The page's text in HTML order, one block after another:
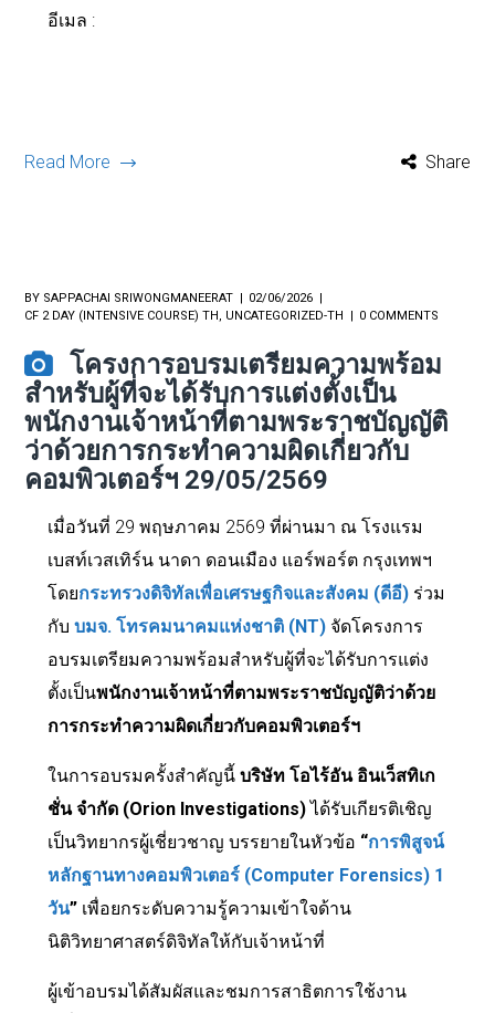
อีเมล :
Read More Share
BY SAPPACHAI SRIWONGMANEERAT
02/06/2026
CF 2 DAY (INTENSIVE COURSE) TH , UNCATEGORIZED-TH 0 COMMENTS
โครงการอบรมเตรียมความพร้อม
สำหรับผู้ที่จะได้รับการแต่งตั้งเป็น
พนักงานเจ้าหน้าที่ตามพระราชบัญญัติ
ว่าด้วยการกระทำความผิดเกี่ยวกับ
คอมพิวเตอร์ฯ 29/05/2569
เมื่อวันที่ 29 พฤษภาคม 2569 ที่ผ่านมา ณ โรงแรม
เบสท์เวสเทิร์น นาดา ดอนเมือง แอร์พอร์ต กรุงเทพฯ
โดยกระทรวงดิจิทัลเพื่อเศรษฐกิจและสังคม (ดีอี)ร่วม
กับ บมจ. โทรคมนาคมแห่งชาติ (NT)จัดโครงการ
อบรมเตรียมความพร้อมสำหรับผู้ที่จะได้รับการแต่ง
ตั้งเป็นพนักงานเจ้าหน้าที่ตามพระราชบัญญัติว่าด้วย
การกระทำความผิดเกี่ยวกับคอมพิวเตอร์ฯ
ในการอบรมครั้งสำคัญนี้ บริษัท โอไร้อัน อินเว็สทิเก
ชั่น จำกัด (Orion Investigations)ได้รับเกียรติเชิญ
เป็นวิทยากรผู้เชี่ยวชาญ บรรยายในหัวข้อ “การพิสูจน์
หลักฐานทางคอมพิวเตอร์ (Computer Forensics) 1
วัน” เพื่อยกระดับความรู้ความเข้าใจด้าน
นิติวิทยาศาสตร์ดิจิทัลให้กับเจ้าหน้าที่
ผู้เข้าอบรมได้สัมผัสและชมการสาธิตการใช้งาน